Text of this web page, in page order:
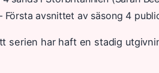
Första avsnittet av säsong 4
serien har haft en stadig